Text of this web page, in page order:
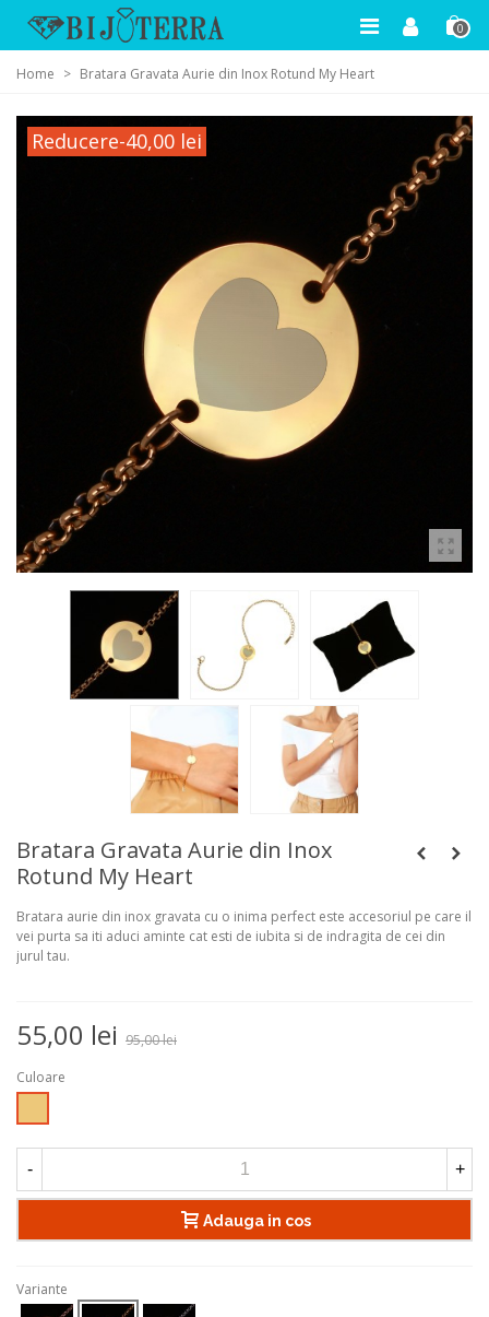
0
Home > Bratara Gravata Aurie din Inox Rotund My Heart
Reducere-40,00 lei
Bratara Gravata Aurie din Inox
Rotund My Heart
Bratara aurie din inox gravata cu o inima perfect este accesoriul pe care il
vei purta sa iti aduci aminte cat esti de iubita si de indragita de cei din
jurul tau.
55,00 lei 95,00 lei
Culoare
- +
Adauga in cos
Variante